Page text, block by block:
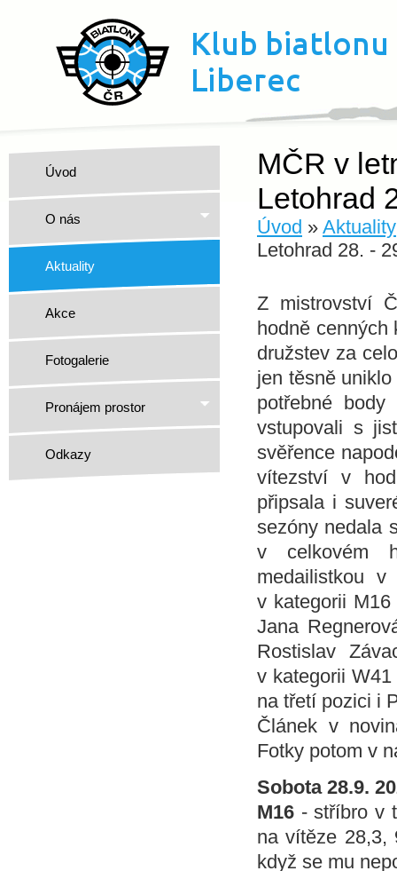
Úvod
O nás
Aktuality
Akce
Fotogalerie
Pronájem prostor
Odkazy
MČR v
Letohrad
Úvod » Aktuality
Letohrad 28. -
Z mistrovství
hodně cenných
družstev za
jen těsně
potřebné
vstupovali s
svěřence
vítezství v
připsala i
sezóny nedala
v celkovém
medailistkou
v kategorii
Jana
Rostislav
v kategorii
na třetí pozici i
Článek v
Fotky potom v
Sobota 28.9.
M16 - stříbro v
na vítěze
když se mu